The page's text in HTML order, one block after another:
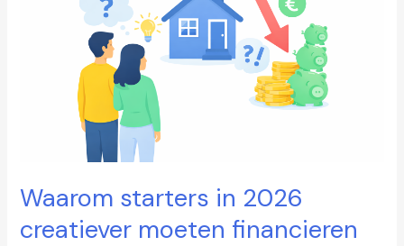
Waarom starters in 2026
creatiever moeten financieren
creatiever